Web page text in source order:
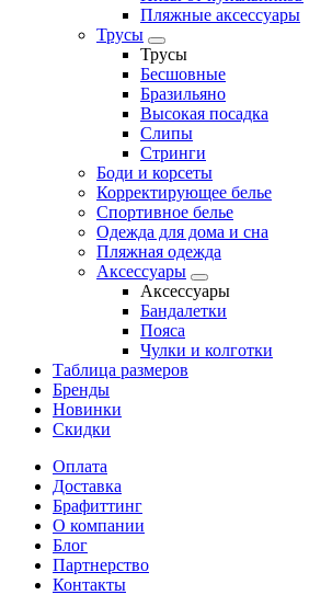
Пляжные аксессуары
Трусы
Трусы
Бесшовные
Бразильяно
Высокая посадка
Слипы
Стринги
Боди и корсеты
Корректирующее белье
Спортивное белье
Одежда для дома и сна
Пляжная одежда
Аксессуары
Аксессуары
Бандалетки
Пояса
Чулки и колготки
Таблица размеров
Бренды
Новинки
Скидки
Оплата
Доставка
Брафиттинг
О компании
Блог
Партнерство
Контакты